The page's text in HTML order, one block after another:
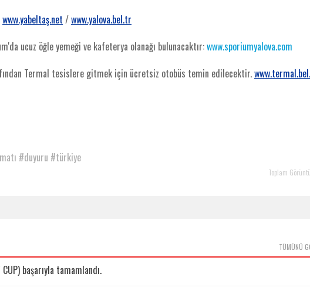
www.yabeltaş.net /www.yalova.bel.tr
ucuz öğle yemeği ve kafeterya olanağı bulunacaktır:www.sporiumyalova.com
Termal tesislere gitmek için ücretsiz otobüs temin edilecektir.
#duyuru #türkiye
Toplam
TÜMÜNÜ
başarıyla tamamlandı.